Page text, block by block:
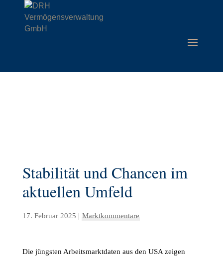
Stabilität und Chancen im
aktuellen Umfeld
17. Februar 2025 | Marktkommentare
Die jüngsten Arbeitsmarktdaten aus den USA zeigen